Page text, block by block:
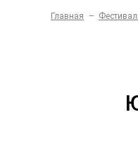
Главная –